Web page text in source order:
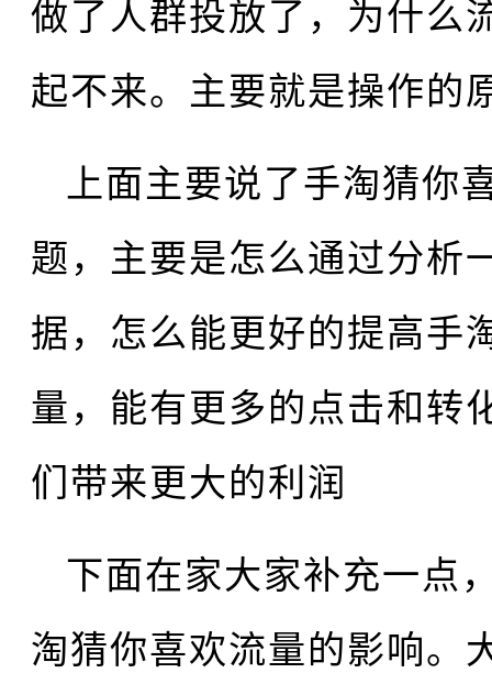
做了人群投放了，为什么
起不来。主要就是操作的
上面主要说了手淘猜你
题，主要是怎么通过分析
据，怎么能更好的提高手
量，能有更多的点击和转
们带来更大的利润
下面在家大家补充一点
淘猜你喜欢流量的影响。